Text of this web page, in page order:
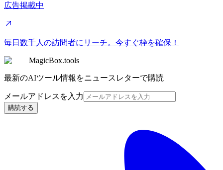
広告掲載中
毎日数千人の訪問者にリーチ。今すぐ枠を確保！
MagicBox.tools
最新のAIツール情報をニュースレターで購読
メールアドレスを入力
購読する